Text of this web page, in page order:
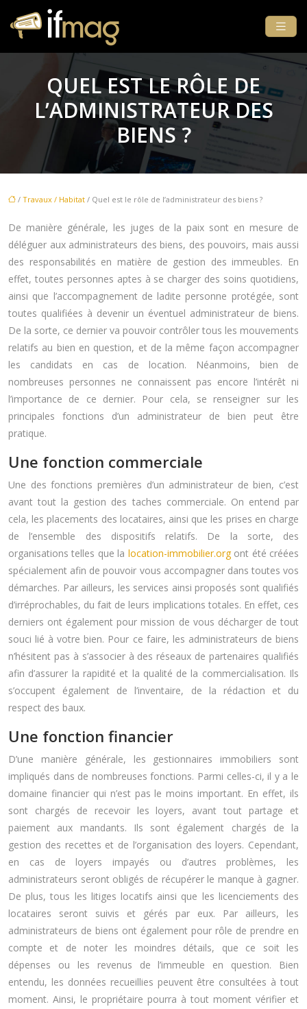
QUEL EST LE RÔLE DE
L’ADMINISTRATEUR DES
BIENS ?
/ Travaux / Habitat / Quel est le rôle de l’administrateur des biens ?
De manière générale, les juges de la paix sont en mesure de
déléguer aux administrateurs des biens, des pouvoirs, mais aussi
des responsabilités en matière de gestion des immeubles. En
effet, toutes personnes aptes à se charger des soins quotidiens,
ainsi que l’accompagnement de ladite personne protégée, sont
toutes qualifiées à devenir un éventuel administrateur de biens.
De la sorte, ce dernier va pouvoir contrôler tous les mouvements
relatifs au bien en question, et de la même façon accompagner
les candidats en cas de location. Néanmoins, bien de
nombreuses personnes ne connaissent pas encore l’intérêt ni
l’importance de ce dernier. Pour cela, se renseigner sur les
principales fonctions d’un administrateur de bien peut être
pratique.
Une fonction commerciale
Une des fonctions premières d’un administrateur de bien, c’est
avant tout la gestion des taches commerciale. On entend par
cela, les placements des locataires, ainsi que les prises en charge
de l’ensemble des dispositifs relatifs. De la sorte, des
organisations telles que la location-immobilier.orgont été créées
spécialement afin de pouvoir vous accompagner dans toutes vos
démarches. Par ailleurs, les services ainsi proposés sont qualifiés
d’irréprochables, du fait de leurs implications totales. En effet, ces
derniers ont également pour mission de vous décharger de tout
souci lié à votre bien. Pour ce faire, les administrateurs de biens
n’hésitent pas à s’associer à des réseaux de partenaires qualifiés
afin d’assurer la rapidité et la qualité de la commercialisation. Ils
s’occupent également de l’inventaire, de la rédaction et du
respect des baux.
Une fonction financier
D’une manière générale, les gestionnaires immobiliers sont
impliqués dans de nombreuses fonctions. Parmi celles-ci, il y a le
domaine financier qui n’est pas le moins important. En effet, ils
sont chargés de recevoir les loyers, avant tout partage et
paiement aux mandants. Ils sont également chargés de la
gestion des recettes et de l’organisation des loyers. Cependant,
en cas de loyers impayés ou d’autres problèmes, les
administrateurs seront obligés de récupérer le manque à gagner.
De plus, tous les litiges locatifs ainsi que les licenciements des
locataires seront suivis et gérés par eux. Par ailleurs, les
administrateurs de biens ont également pour rôle de prendre en
compte et de noter les moindres détails, que ce soit les
dépenses ou les revenus de l’immeuble en question. Bien
entendu, les données recueillies peuvent être consultées à tout
moment. Ainsi, le propriétaire pourra à tout moment vérifier et